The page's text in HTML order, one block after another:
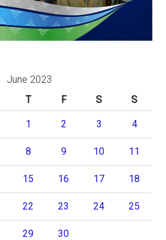
June 2023
T F S S
1 2 3 4
8 9 10 11
15 16 17 18
22 23 24 25
29 30